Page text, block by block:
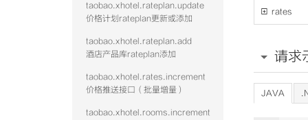
taobao.xhotel.rateplan.update
价格计划rateplan更新或添加
taobao.xhotel.rateplan.add
酒店产品库rateplan添加
taobao.xhotel.rates.increment
价格推送接口（批量增量）
taobao.xhotel.rooms.increment
 rates
请求
JAVA